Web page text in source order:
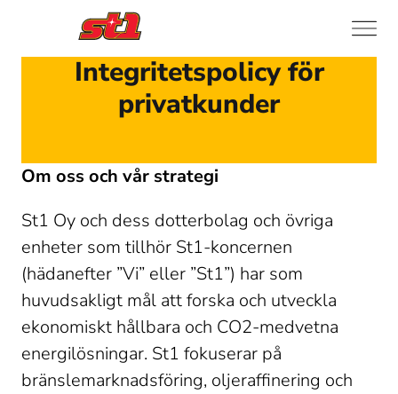
Integritetspolicy för
privatkunder
Om oss och vår strategi
St1 Oy och dess dotterbolag och övriga
enheter som tillhör St1-koncernen
(hädanefter ”Vi” eller ”St1”) har som
huvudsakligt mål att forska och utveckla
ekonomiskt hållbara och CO2-medvetna
energilösningar. St1 fokuserar på
bränslemarknadsföring, oljeraffinering och